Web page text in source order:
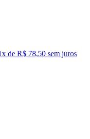
x de R$ 78,50 sem juros